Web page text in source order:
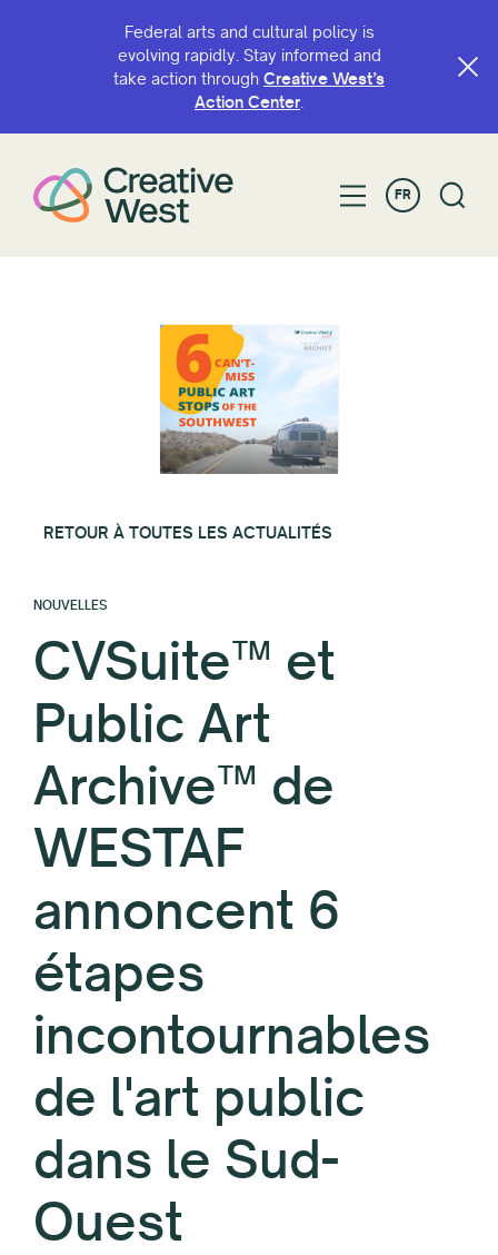
Federal arts and cultural policy is
evolving rapidly. Stay informed and
take action through Creative West’s
Action Center.
FR
RETOUR À TOUTES LES ACTUALITÉS
NOUVELLES
CVSuite™ et
Public Art
Archive™ de
WESTAF
annoncent 6
étapes
incontournables
de l'art public
dans le Sud-
Ouest